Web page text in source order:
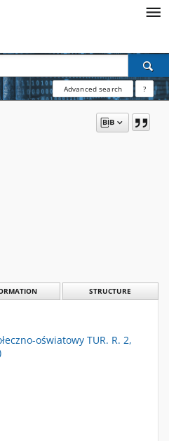
Advanced search ?
STRUCTURE
oświatowy TUR. R. 2,